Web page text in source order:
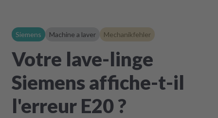
Siemens Machine a laver Mechanikfehler
Votre lave-linge
Siemens affiche-t-il
l'erreur E20 ?